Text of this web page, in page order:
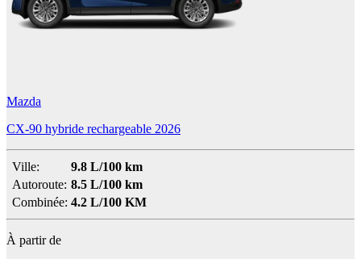
Mazda
CX-90 hybride rechargeable 2026
Ville:
9.8 L/100 km
Autoroute: 8.5 L/100 km
Combinée: 4.2 L/100 KM
À partir de